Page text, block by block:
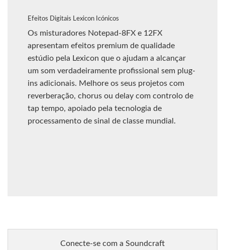
Efeitos Digitais Lexicon Icónicos
Os misturadores Notepad-8FX e 12FX
apresentam efeitos premium de qualidade
estúdio pela Lexicon que o ajudam a alcançar
um som verdadeiramente profissional sem plug-
ins adicionais. Melhore os seus projetos com
reverberação, chorus ou delay com controlo de
tap tempo, apoiado pela tecnologia de
processamento de sinal de classe mundial.
Conecte-se com a Soundcraft